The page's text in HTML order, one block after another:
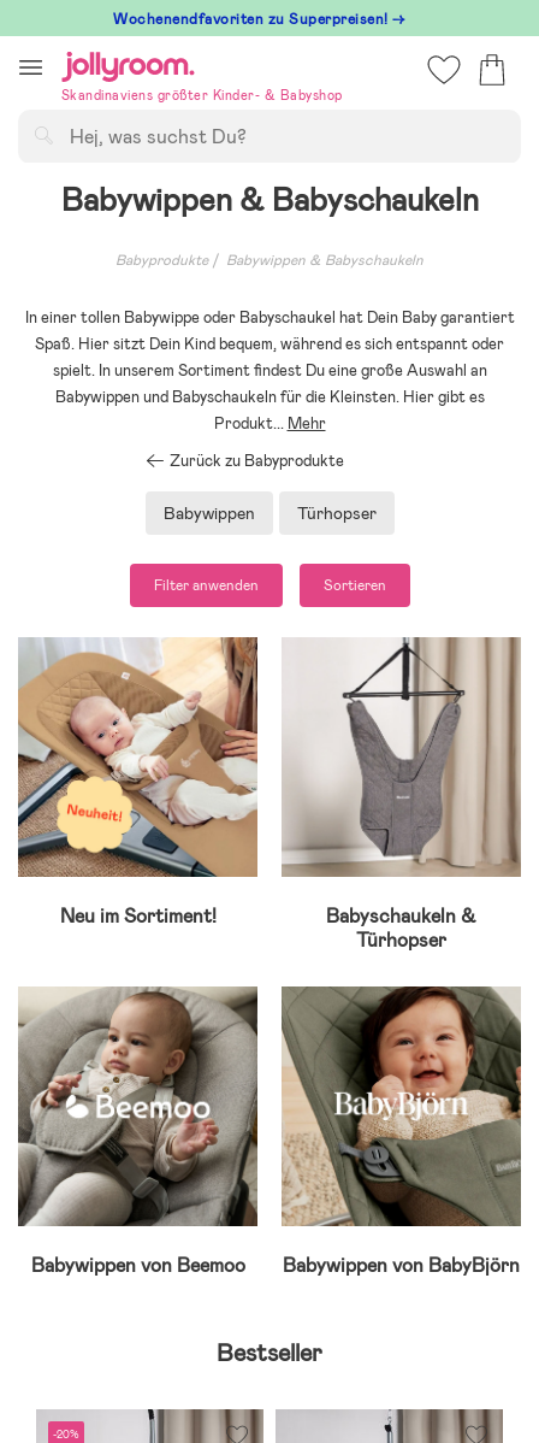
till
innehållet
Wochenendfavoriten zu Superpreisen! →
Skandinaviens größter Kinder- & Babyshop
Babywippen & Babyschaukeln
Babyprodukte Babywippen & Babyschaukeln
In einer tollen Babywippe oder Babyschaukel hat Dein Baby garantiert
Spaß. Hier sitzt Dein Kind bequem, während es sich entspannt oder
spielt. In unserem Sortiment findest Du eine große Auswahl an
Babywippen und Babyschaukeln für die Kleinsten. Hier gibt es
Produkt... Mehr
Zurück zu Babyprodukte
Babywippen Türhopser
Filter anwenden Sortieren
Neu im Sortiment!
Babyschaukeln &
Türhopser
Babywippen von Beemoo Babywippen von BabyBjörn
Bestseller
-20%